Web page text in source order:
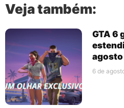
Veja também:
GTA 6
agosto
6 de